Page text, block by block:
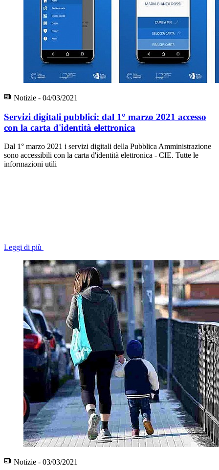
Notizie - 04/03/2021
Servizi digitali pubblici: dal 1° marzo 2021 accesso
con la carta d'identità elettronica
Dal 1° marzo 2021 i servizi digitali della Pubblica Amministrazione
sono accessibili con la carta d'identità elettronica - CIE. Tutte le
informazioni utili
Leggi di più
Notizie - 03/03/2021